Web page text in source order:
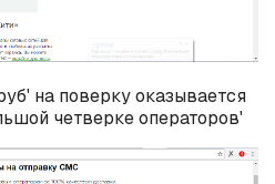
на поверку оказывается
четверке операторов'